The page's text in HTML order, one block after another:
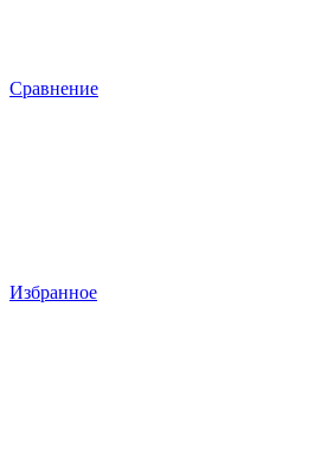
Сравнение
Избранное